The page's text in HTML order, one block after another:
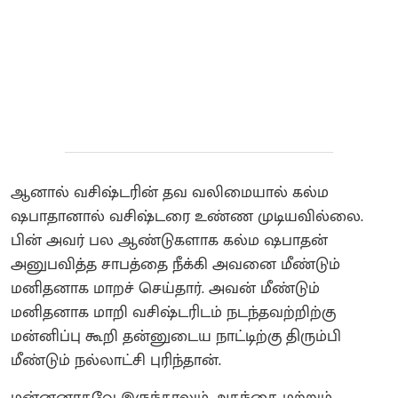
ஆனால் வசிஷ்டரின் தவ வலிமையால் கல்ம
ஷபாதானால் வசிஷ்டரை உண்ண முடியவில்லை.
பின் அவர் பல ஆண்டுகளாக கல்ம ஷபாதன்
அனுபவித்த சாபத்தை நீக்கி அவனை மீண்டும்
மனிதனாக மாறச் செய்தார். அவன் மீண்டும்
மனிதனாக மாறி வசிஷ்டரிடம் நடந்தவற்றிற்கு
மன்னிப்பு கூறி தன்னுடைய நாட்டிற்கு திரும்பி
மீண்டும் நல்லாட்சி புரிந்தான்.